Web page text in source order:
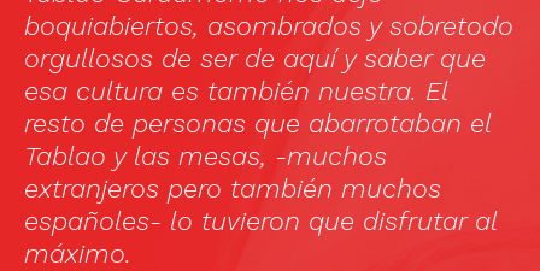
boquiabiertos, asombrados y sobretodo
orgullosos de ser de aquí y saber que
esa cultura es también nuestra. El
resto de personas que abarrotaban el
Tablao y las mesas, -muchos
extranjeros pero también muchos
españoles- lo tuvieron que disfrutar al
máximo.